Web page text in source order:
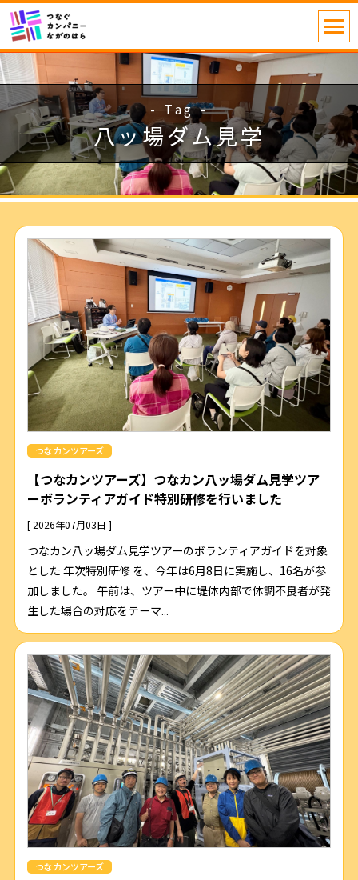
- Tag -
八ッ場ダム見学
つなカンツアーズ
【つなカンツアーズ】つなカン八ッ場ダム見学ツア
ーボランティアガイド特別研修を行いました
[ 2026年07月03日 ]
つなカン八ッ場ダム見学ツアーのボランティアガイドを対象
とした 年次特別研修 を、今年は6月8日に実施し、16名が参
加しました。 午前は、ツアー中に堤体内部で体調不良者が発
生した場合の対応をテーマ...
つなカンツアーズ